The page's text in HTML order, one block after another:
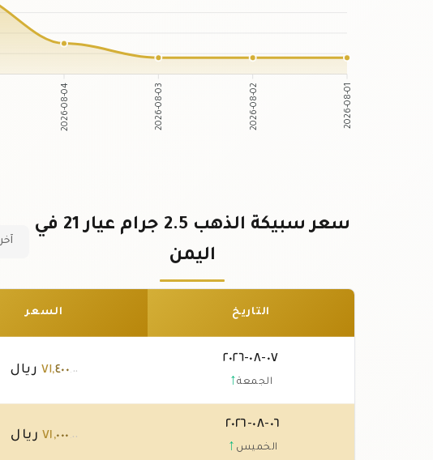
2026-08-04 2026-08-03 2026-08-02 2026-08-01
سعر سبيكة الذهب 2.5 جرام عيار 21 في
اليمن
آخر 6 أشهر
التاريخ السعر
٠٧-٠٨-٢٠٢٦
الجمعة↑
٧١,٤٠٠.٠٠ ريال
٠٦-٠٨-٢٠٢٦
الخميس ↑
٧١,٠٠٠ .٠٠ ريال